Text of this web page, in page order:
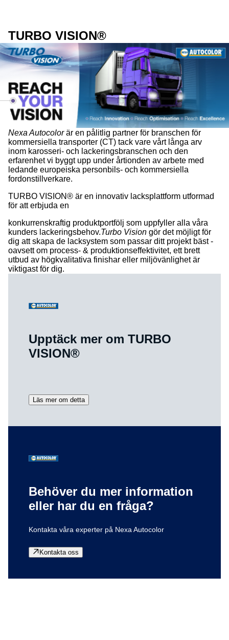
TURBO VISION®
Nexa Autocolorär en pålitlig partner för branschen för
kommersiella transporter (CT) tack vare vårt långa arv
inom karosseri- och lackeringsbranschen och den
erfarenhet vi byggt upp under årtionden av arbete med
ledande europeiska personbils- och kommersiella
fordonstillverkare.
TURBO VISION® är en innovativ lacksplattform utformad
för att erbjuda en
konkurrenskraftig produktportfölj som uppfyller alla våra
kunders lackeringsbehov.Turbo Vision gör det möjligt för
dig att skapa de lacksystem som passar ditt projekt bäst -
oavsett om process- & produktionseffektivitet, ett brett
utbud av högkvalitativa finishar eller miljövänlighet är
viktigast för dig.
Upptäck mer om TURBO
VISION®
Läs mer om detta
Behöver du mer information
eller har du en fråga?
Kontakta våra experter på Nexa Autocolor
Kontakta oss